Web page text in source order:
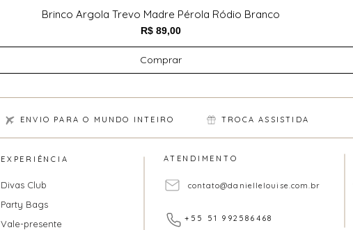
Brinco Argola Trevo Madre Pérola Ródio Branco
Preço
R$ 89,00
Comprar
ENVIO PARA O MUNDO INTEIRO TROCA ASSISTIDA
EXPERIÊNCIA
Divas Club
Party Bags
Vale-presente
ATENDIMENTO
contato@daniellelouise.com.br
+55 51 992586468